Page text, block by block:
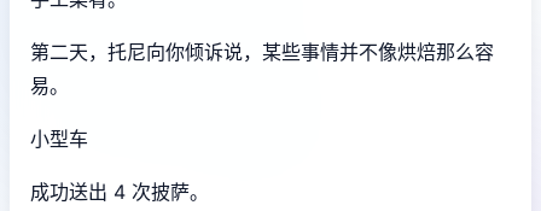
第二天，托尼向你倾诉说，某些事情并不像烘焙那么容
易。
小型车
成功送出 4 次披萨。